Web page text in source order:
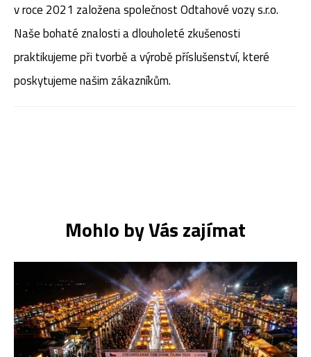
v roce 2021 založena společnost Odtahové vozy s.r.o.
Naše bohaté znalosti a dlouholeté zkušenosti
praktikujeme při tvorbě a výrobě příslušenství, které
poskytujeme našim zákazníkům.
Mohlo by Vás zajímat